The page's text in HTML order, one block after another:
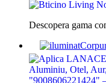
Descopera gama